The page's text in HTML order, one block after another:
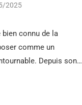
2025
bien connu de la
comme un
Depuis son…